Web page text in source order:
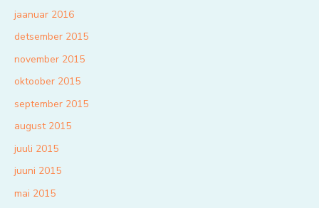
jaanuar 2016
detsember 2015
november 2015
oktoober 2015
september 2015
august 2015
juuli 2015
juuni 2015
mai 2015